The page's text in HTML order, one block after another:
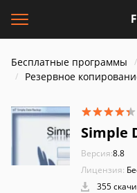
Бесплатные программы
Резервное
Simple
Версия:8.8
Лицензия:
355